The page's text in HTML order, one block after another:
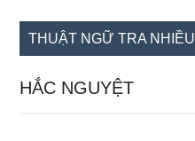
...
THUẬT NGỮ TRA NHIỀU
HẮC NGUYỆT